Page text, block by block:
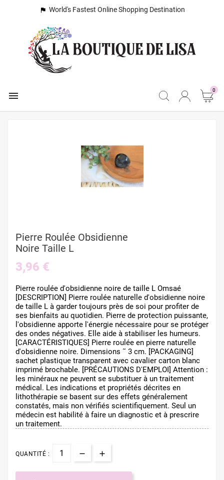
 World's Fastest Online Shopping Destination
 0
Pierre Roulée Obsidienne
Noire Taille L
3,96 €
Pierre roulée d'obsidienne noire de taille L Omsaé
[DESCRIPTION] Pierre roulée naturelle d'obsidienne noire
de taille L à garder toujours près de soi pour profiter de
ses bienfaits au quotidien. Pierre de protection puissante,
l'obsidienne apporte l'énergie nécessaire pour se protéger
des ondes négatives. Elle aide à stabiliser les humeurs.
[CARACTÉRISTIQUES] Pierre roulée en pierre naturelle
d'obsidienne noire. Dimensions ˜ 3 cm. [PACKAGING]
sachet plastique transparent avec cavalier carton blanc
imprimé brochable. [PRÉCAUTIONS D'EMPLOI] Attention :
les minéraux ne peuvent se substituer à un traitement
médical. Les indications et propriétés décrites en
lithothérapie se basent sur des effets généralement
constatés, mais non vérifiés scientifiquement. Seul un
médecin est habilité à faire un diagnostic et à prescrire
un traitement.
QUANTITÉ :